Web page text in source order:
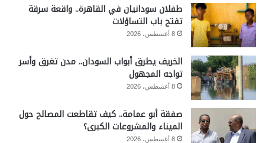
طفلان سودانيان في القاهرة.. واقعة سرقة
تفتح باب التساؤلات
8 أغسطس، 2026
الخريف يطرق أبواب السودان.. مدن تغرق وأسر
تواجه المجهول
8 أغسطس، 2026
صفقة أبو عمامة.. كيف تقاطعت المصالح حول
الميناء والمشروعات الكبرى؟
8 أغسطس، 2026